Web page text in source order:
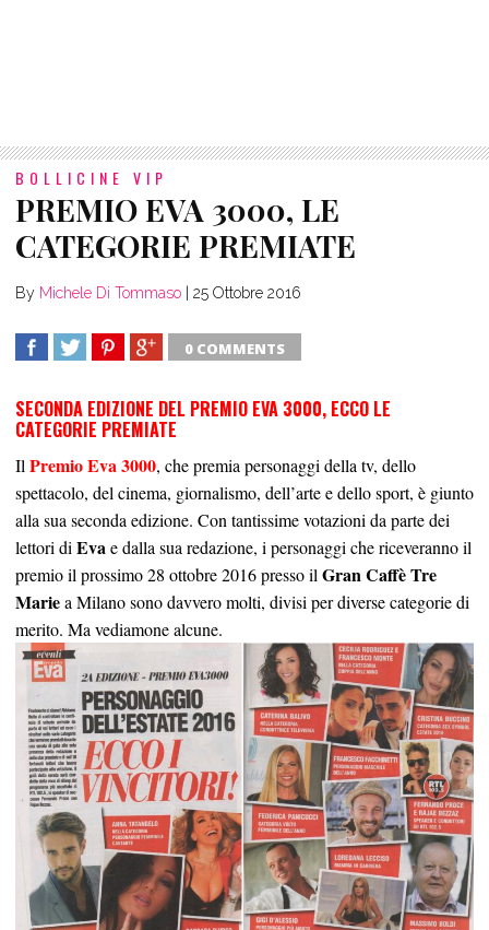
BOLLICINE VIP
PREMIO EVA 3000, LE
CATEGORIE PREMIATE
By Michele Di Tommaso 25 Ottobre 2016
0 COMMENTS
SECONDA EDIZIONE DEL PREMIO EVA 3000, ECCO LE
CATEGORIE PREMIATE
IlPremio Eva 3000, che premia personaggi della tv, dello
spettacolo, del cinema, giornalismo, dell’arte e dello sport, è giunto
alla sua seconda edizione. Con tantissime votazioni da parte dei
lettori diEvae dalla sua redazione, i personaggi che riceveranno il
premio il prossimo 28 ottobre 2016 presso ilGran Caffè Tre
Mariea Milano sono davvero molti, divisi per diverse categorie di
merito. Ma vediamone alcune.